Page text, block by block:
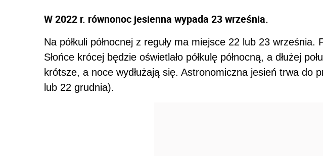
W 2022 r. równonoc jesienna wypada 23 września.
Na półkuli północnej z reguły ma miejsce 22 lub 23 września.
Słońce krócej będzie oświetlało półkulę północną, a dłużej
krótsze, a noce wydłużają się. Astronomiczna jesień trwa do
lub 22 grudnia).